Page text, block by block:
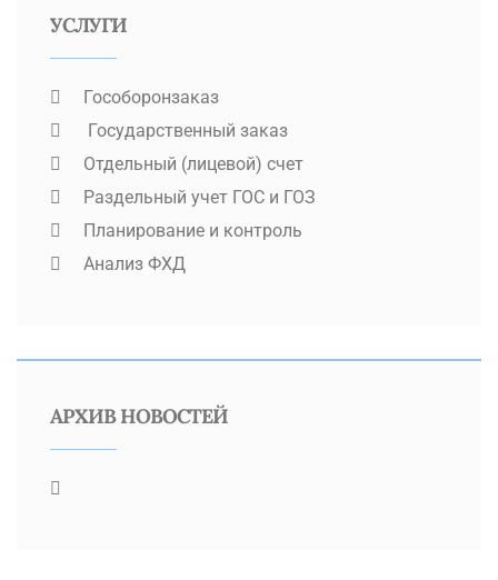
УСЛУГИ
Гособоронзаказ
Государственный заказ
Отдельный (лицевой) счет
Раздельный учет ГОС и ГОЗ
Планирование и контроль
Анализ ФХД
АРХИВ НОВОСТЕЙ